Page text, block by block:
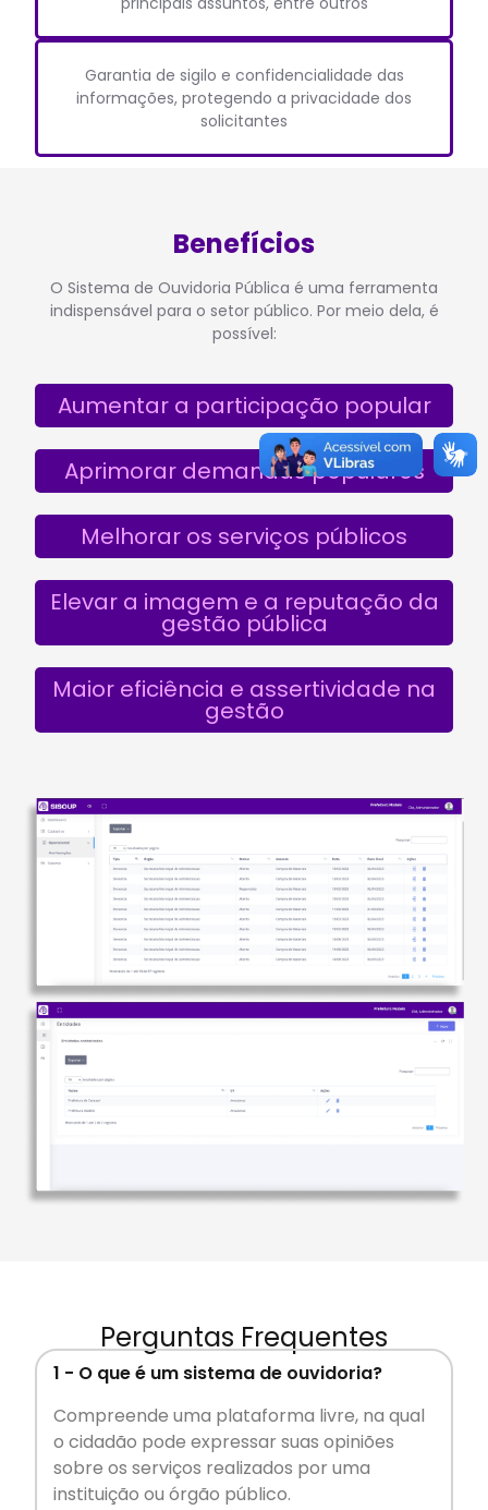
Garantia de sigilo e confidencialidade das
informações, protegendo a privacidade dos
solicitantes
Benefícios
O Sistema de Ouvidoria Pública é uma ferramenta
indispensável para o setor público. Por meio dela, é
possível:
Aumentar a participação popular
Aprimorar demandas populares
Melhorar os serviços públicos
Elevar a imagem e a reputação da
gestão pública
Maior eficiência e assertividade na
gestão
Perguntas Frequentes
1 - O que é um sistema de ouvidoria?
Compreende uma plataforma livre, na qual
o cidadão pode expressar suas opiniões
sobre os serviços realizados por uma
instituição ou órgão público.